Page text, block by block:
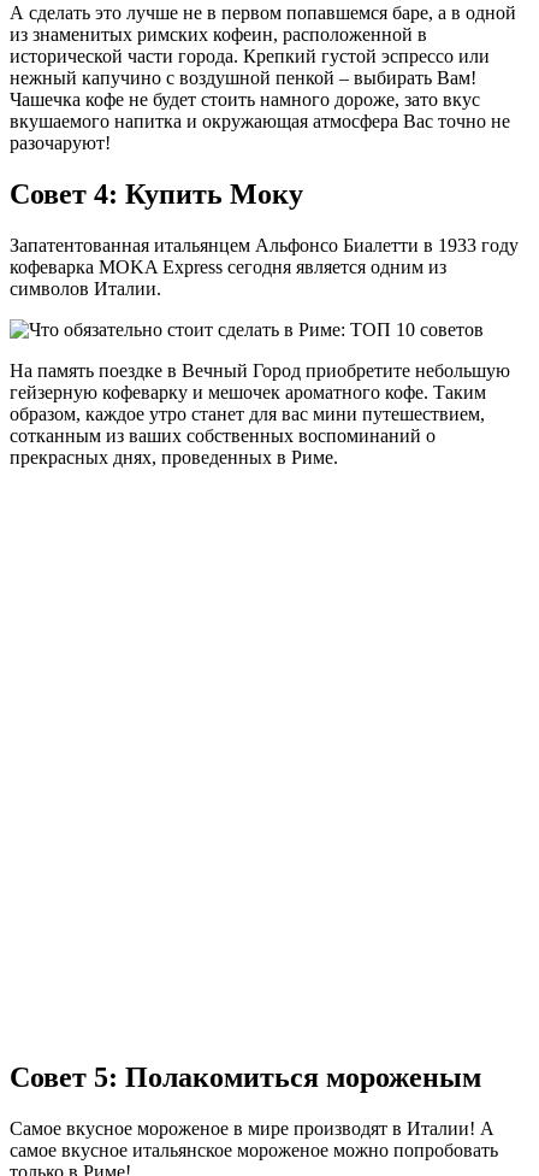
А сделать это лучше не в первом попавшемся баре, а в одной
из знаменитых римских кофеин, расположенной в
исторической части города. Крепкий густой эспрессо или
нежный капучино с воздушной пенкой – выбирать Вам!
Чашечка кофе не будет стоить намного дороже, зато вкус
вкушаемого напитка и окружающая атмосфера Вас точно не
разочаруют!
Совет 4: Купить Моку
Запатентованная итальянцем Альфонсо Биалетти в 1933 году
кофеварка MOKA Express сегодня является одним из
символов Италии.
На память поездке в Вечный Город приобретите небольшую
гейзерную кофеварку и мешочек ароматного кофе. Таким
образом, каждое утро станет для вас мини путешествием,
сотканным из ваших собственных воспоминаний о
прекрасных днях, проведенных в Риме.
Совет 5: Полакомиться мороженым
Самое вкусное мороженое в мире производят в Италии! А
самое вкусное итальянское мороженое можно попробовать
только в Риме!